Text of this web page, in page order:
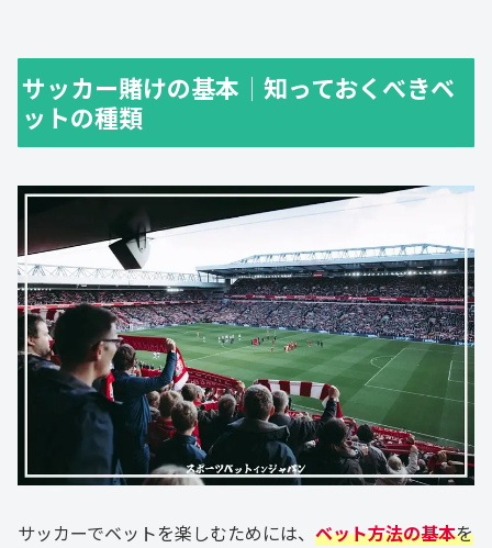
サッカー賭けの基本｜知っておくべきベ
ットの種類
サッカーでベットを楽しむためには、 ベット方法の基本を